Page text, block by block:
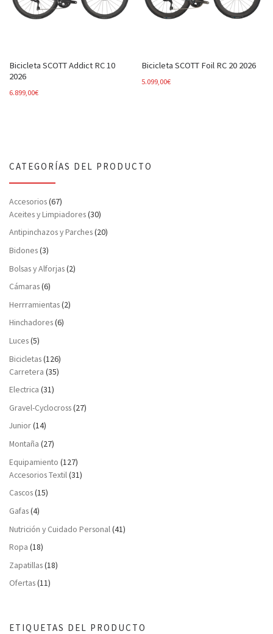
Bicicleta SCOTT Addict RC 10
2026
6.899,00€
Bicicleta SCOTT Foil RC 20 2026
5.099,00€
CATEGORÍAS DEL PRODUCTO
Accesorios(67)
Aceites y Limpiadores(30)
Antipinchazos y Parches(20)
Bidones(3)
Bolsas y Alforjas(2)
Cámaras(6)
Herrramientas(2)
Hinchadores(6)
Luces(5)
Bicicletas(126)
Carretera (35)
Electrica (31)
Gravel-Cyclocross(27)
Junior(14)
Montaña (27)
Equipamiento (127)
Accesorios Textil(31)
Cascos(15)
Gafas(4)
Nutrición y Cuidado Personal (41)
Ropa (18)
Zapatillas(18)
Ofertas(11)
ETIQUETAS DEL PRODUCTO